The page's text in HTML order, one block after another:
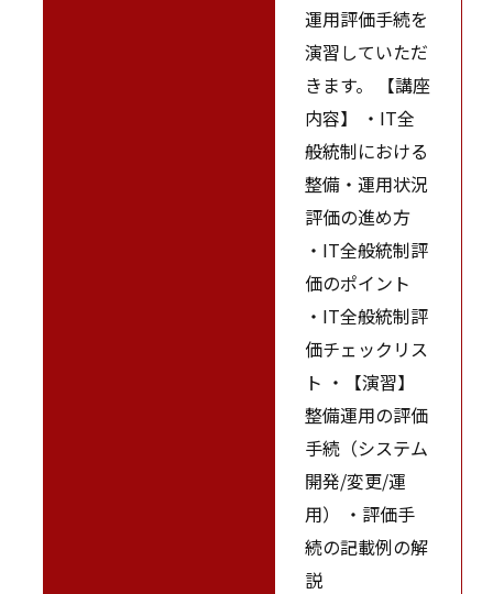
運用評価手続を
演習していただ
きます。 【講座
内容】 ・IT全
般統制における
整備・運用状況
評価の進め方
・IT全般統制評
価のポイント
・IT全般統制評
価チェックリス
ト ・【演習】
整備運用の評価
手続（システム
開発/変更/運
用） ・評価手
続の記載例の解
説